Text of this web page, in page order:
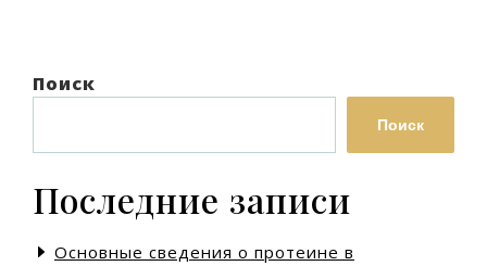
Поиск
Поиск
Последние записи
Основные сведения о протеине в